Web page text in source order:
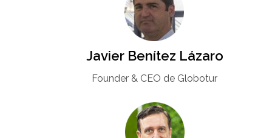
Javier Benítez Lázaro
Founder & CEO de Globotur​